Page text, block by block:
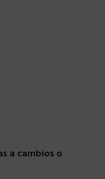
a cambios o